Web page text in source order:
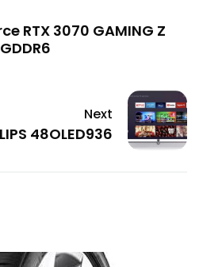
RTX 3070 GAMING Z
Next
48OLED936